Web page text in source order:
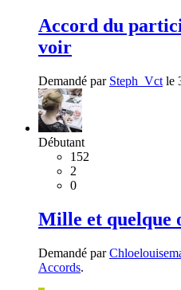
Accord du
voir
Demandé par Steph_Vct le
Débutant
152
2
0
Mille et quelque
Demandé par
Accords.